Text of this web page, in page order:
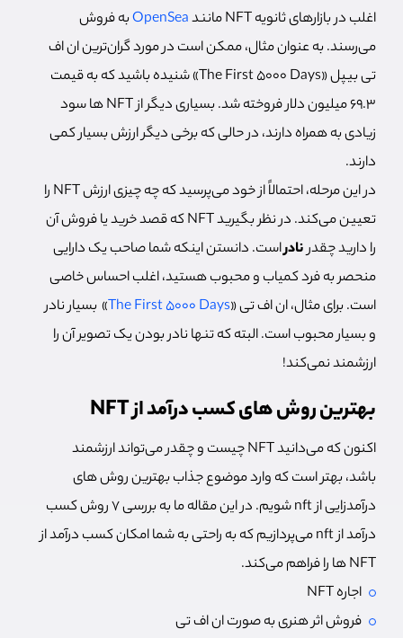
اغلب در بازارهای ثانویه NFT مانند
OpenSeaبه فروش
می‌رسند. به عنوان مثال، ممکن است در مورد گران‌ترین ان اف
تی بیپل «The First 5000 Days» شنیده باشید که به قیمت
69.3 میلیون دلار فروخته شد. بسیاری دیگر از NFT ها سود
زیادی به همراه دارند، در حالی که برخی دیگر ارزش بسیار کمی
دارند.
در این مرحله، احتمالاً از خود می‌پرسید که چه چیزی ارزش NFT را
تعیین می‌کند. در نظر بگیرید NFT که قصد خرید یا فروش آن
را دارید چقدرنادراست. دانستن اینکه شما صاحب یک دارایی
منحصر به فرد کمیاب و محبوب هستید، اغلب احساس خاصی
است. برای مثال، ان اف تی «The First 5000 Days» بسیار نادر
و بسیار محبوب است. البته که تنها نادر بودن یک تصویر آن را
ارزشمند نمی‌کند!
بهترین روش های کسب درآمد از NFT
اکنون که می‌دانید NFT چیست و چقدر می‌تواند ارزشمند
باشد، بهتر است که وارد موضوع جذاب بهترین روش های
درآمدزایی از nft شویم. در این مقاله ما به بررسی 7 روش کسب
درآمد از nft می‌پردازیم که به راحتی به شما امکان کسب درآمد از
NFT ها را فراهم می‌کند.
اجاره NFT
فروش اثر هنری به صورت ان اف تی